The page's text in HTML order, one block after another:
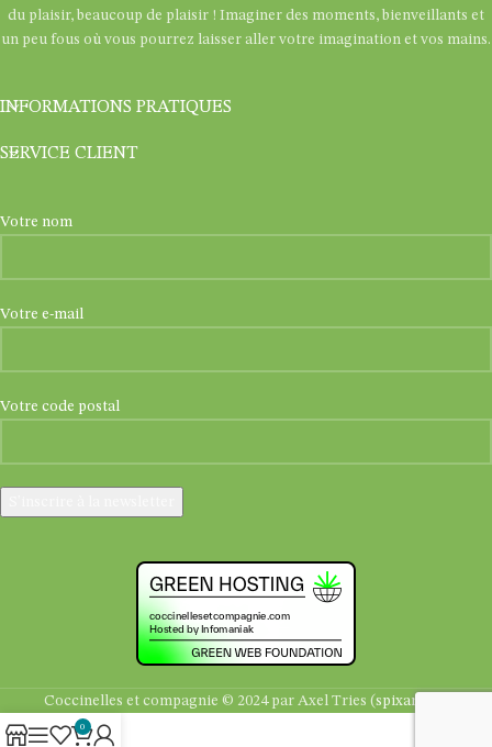
du plaisir, beaucoup de plaisir ! Imaginer des moments, bienveillants et
un peu fous où vous pourrez laisser aller votre imagination et vos mains.
INFORMATIONS PRATIQUES
SERVICE CLIENT
Votre nom
Votre e-mail
Votre code postal
Coccinelles et compagnie © 2024 par Axel Tries (spixara.be
0